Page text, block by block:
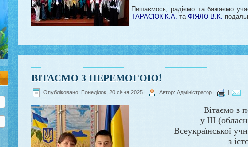
Пишаємось, радіємо та бажаємо
ТАРАСЮК К.А. та ФІЯЛО В.К.
ВІТАЄМО З ПЕРЕМОГОЮ!
Опубліковано: Понеділок, 20 січня 2025 Автор: Адміністратор
Вітаємо з
у III
Всеукраїнської
з